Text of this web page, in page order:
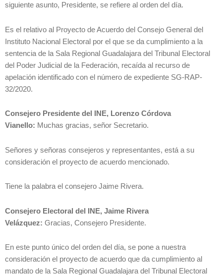
siguiente asunto, Presidente, se refiere al orden del día.
Es el relativo al Proyecto de Acuerdo del Consejo General del
Instituto Nacional Electoral por el que se da cumplimiento a la
sentencia de la Sala Regional Guadalajara del Tribunal Electoral
del Poder Judicial de la Federación, recaída al recurso de
apelación identificado con el número de expediente SG-RAP-
32/2020.
Consejero Presidente del INE, Lorenzo Córdova
Vianello: Muchas gracias, señor Secretario.
Señores y señoras consejeros y representantes, está a su
consideración el proyecto de acuerdo mencionado.
Tiene la palabra el consejero Jaime Rivera.
Consejero Electoral del INE, Jaime Rivera
Velázquez: Gracias, Consejero Presidente.
En este punto único del orden del día, se pone a nuestra
consideración el proyecto de acuerdo que da cumplimiento al
mandato de la Sala Regional Guadalajara del Tribunal Electoral